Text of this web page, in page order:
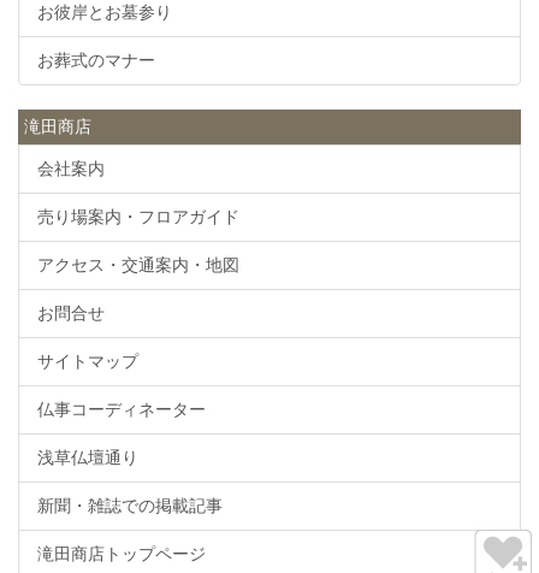
お彼岸とお墓参り
お葬式のマナー
滝田商店
会社案内
売り場案内・フロアガイド
アクセス・交通案内・地図
お問合せ
サイトマップ
仏事コーディネーター
浅草仏壇通り
新聞・雑誌での掲載記事
滝田商店トップページ